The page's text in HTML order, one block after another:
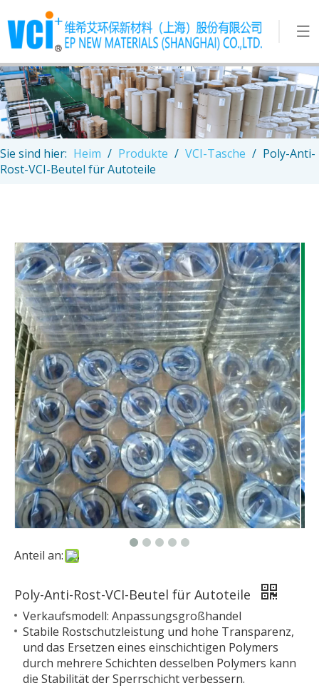
Sie sind hier: Heim / Produkte / VCI-Tasche / Poly-Anti-
Rost-VCI-Beutel für Autoteile
Anteil an:
Poly-Anti-Rost-VCI-Beutel für Autoteile
Verkaufsmodell: Anpassungsgroßhandel
Stabile Rostschutzleistung und hohe Transparenz,
und das Ersetzen eines einschichtigen Polymers
durch mehrere Schichten desselben Polymers kann
die Stabilität der Sperrschicht verbessern.